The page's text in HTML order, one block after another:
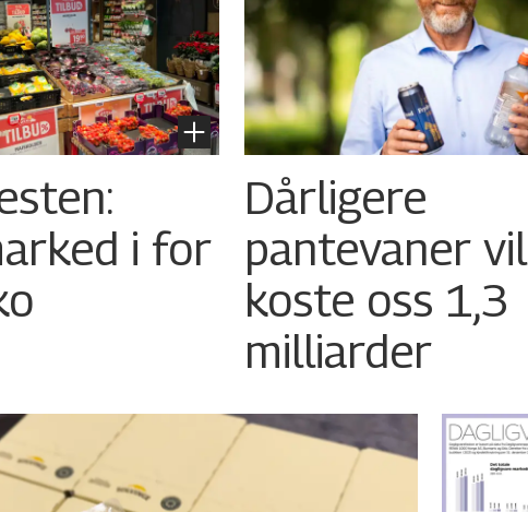
i for
Dårligere
pantevaner vil
koste oss 1,3
milliarder